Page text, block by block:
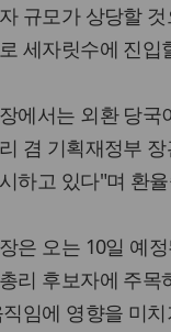
규모가 상당할
세자릿수에 진입
에서는 외환 당
겸 기획재정부
하고 있다"며 환
은 오는 10일 예
리 후보자에 주
임에 영향을 미